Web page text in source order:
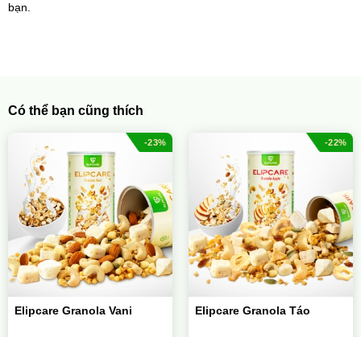
bạn.
Có thể bạn cũng thích
-23%
Elipcare Granola Vani
-22%
Elipcare Granola Táo